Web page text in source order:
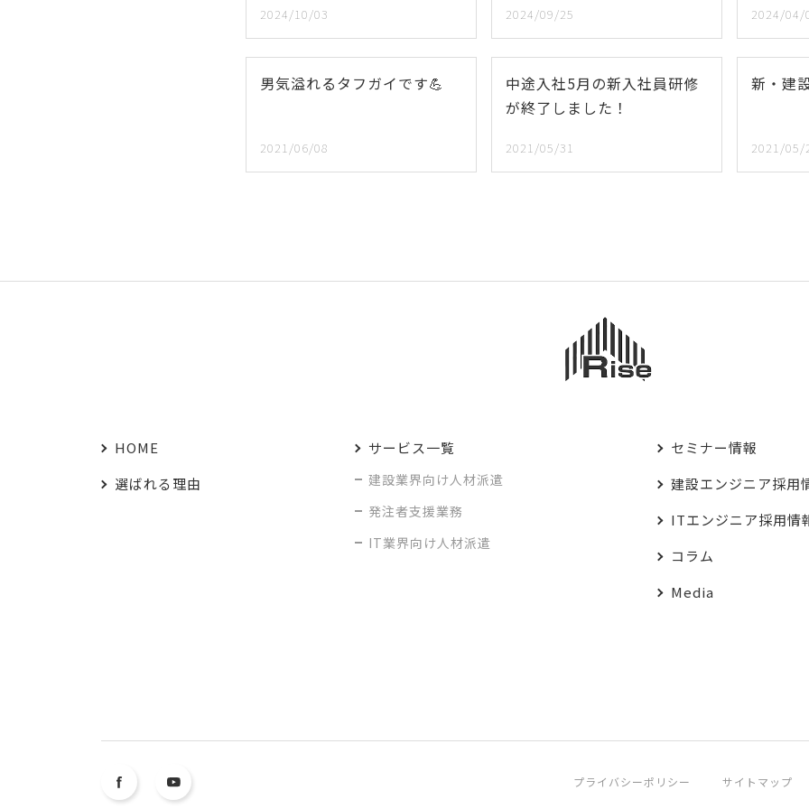
2024/10/03 2024/09/25 2024/04/
男気溢れるタフガイです💪
2021/06/08
中途入社5月の新入社員研修
が終了しました！
2021/05/31
新・建
2021/05/
HOME
選ばれる理由
サービス一覧
建設業界向け人材派遣
発注者支援業務
IT業界向け人材派遣
セミナー情報
建設エンジニア採用
ITエンジニア採用情
コラム
Media
プライバシーポリシー サイトマップ